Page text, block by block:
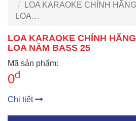
LOA KARAOKE CHÍNH
LOA…
LOA KARAOKE CHÍNH
LOA NẰM BASS 25
Mã sản phẩm:
0đ
Chi tiết